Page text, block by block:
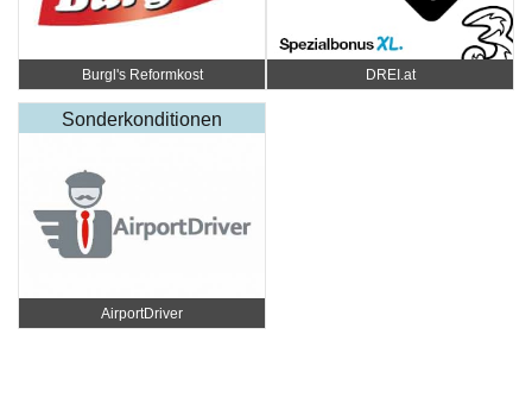
Burgl's Reformkost DREI.at
Sonderkonditionen
AirportDriver